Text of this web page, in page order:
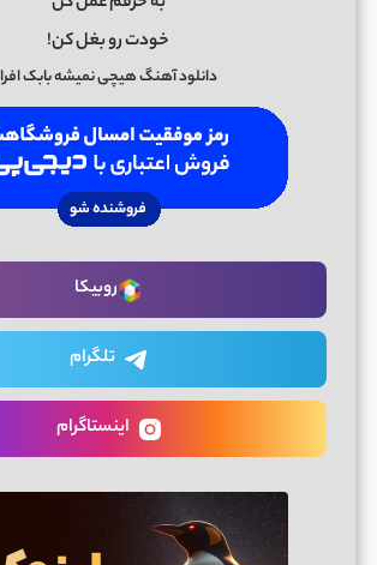
خودت رو بغل کن!
دانلود آهنگ هیچی نمیشه بابک افرا
روبیکا
تلگرام
اینستاگرام